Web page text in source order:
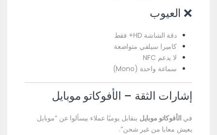
❌ العيوب
دقة الشاشة HD+ فقط
كاميرا سيلفي متواضعة
لا يدعم NFC
سماعة واحدة (Mono)
إشارات الثقة – الأفوكاتو موبايل
في الأفوكاتو موبايل بنقابل يوميًا عملاء بيسألوا عن “موبايل
يعيش معايا من غير شحن”.